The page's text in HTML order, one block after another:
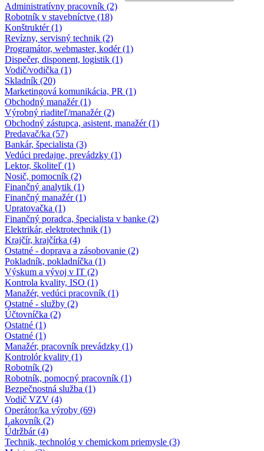
Administratívny pracovník (2)
Robotník v stavebníctve (18)
Konštruktér (1)
Revízny, servisný technik (2)
Programátor, webmaster, kodér (1)
Dispečer, disponent, logistik (1)
Vodič/vodička (1)
Skladník (20)
Marketingová komunikácia, PR (1)
Obchodný manažér (1)
Výrobný riaditeľ/manažér (2)
Obchodný zástupca, asistent, manažér (1)
Predavač/ka (57)
Bankár, špecialista (3)
Vedúci predajne, prevádzky (1)
Lektor, školiteľ (1)
Nosič, pomocník (2)
Finančný analytik (1)
Finančný manažér (1)
Upratovačka (1)
Finančný poradca, špecialista v banke (2)
Elektrikár, elektrotechnik (1)
Krajčír, krajčírka (4)
Ostatné - doprava a zásobovanie (2)
Pokladník, pokladníčka (1)
Výskum a vývoj v IT (2)
Kontrola kvality, ISO (1)
Manažér, vedúci pracovník (1)
Ostatné - služby (2)
Účtovníčka (2)
Ostatné (1)
Ostatné (1)
Manažér, pracovník prevádzky (1)
Kontrolór kvality (1)
Robotník (2)
Robotník, pomocný pracovník (1)
Bezpečnostná služba (1)
Vodič VZV (4)
Operátor/ka výroby (69)
Lakovník (2)
Údržbár (4)
Technik, technológ v chemickom priemysle (3)